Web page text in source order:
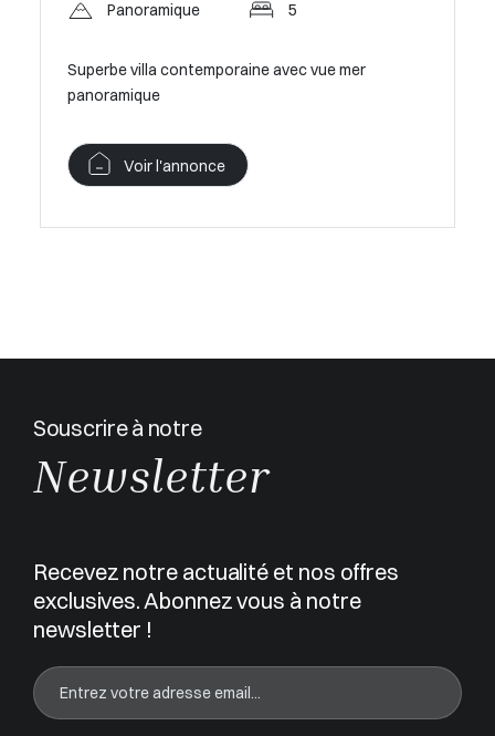
Panoramique
5
Superbe villa contemporaine avec vue mer
panoramique
Voir l'annonce
Souscrire à notre
Newsletter
Recevez notre actualité et nos offres
exclusives. Abonnez vous à notre
newsletter !